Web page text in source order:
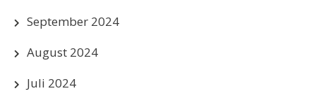
September 2024
August 2024
Juli 2024